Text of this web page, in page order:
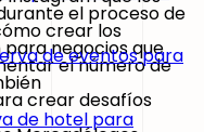
de eventos para
de hotel para
el proceso de
crear los
negocios que
el número de
crear desafíos